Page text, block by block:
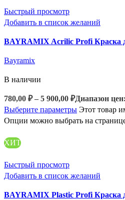
Быстрый просмотр
Добавить в список желаний
BAYRAMIX Acrilic Profi Краска
Bayramix
В наличии
780,00 ₽ – 5 900,00 ₽Диапазон
Выберите параметры Этот товар
Опции можно выбрать на
ХИТ
Быстрый просмотр
Добавить в список желаний
BAYRAMIX Plastic Profi Краска